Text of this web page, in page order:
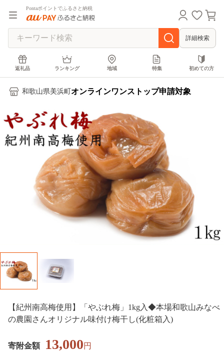
Pontaポイントでふるさと納税
詳細検索
返礼品 ランキング 地域 特集 初めての方
和歌山県美浜町 オンラインワンストップ申請対象
【紀州南高梅使用】「やぶれ梅」1kg入◆本場和歌山みなべ
の農園さんオリジナル味付け梅干し(化粧箱入)
寄附金額 13,000円